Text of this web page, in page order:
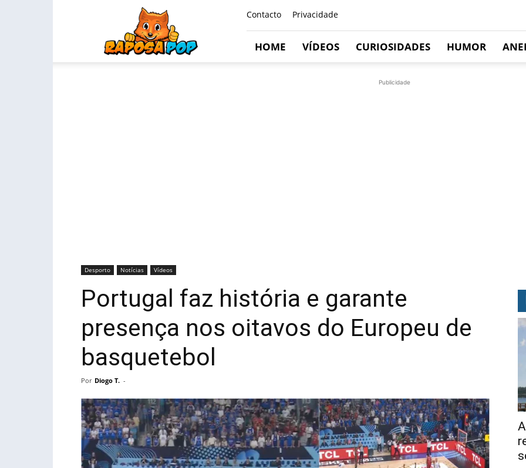
Contacto Privacidade
HOME VÍDEOS CURIOSIDADES HUMOR
Publicidade
Desporto Notícias Vídeos
Portugal faz história e garante
presença nos oitavos do Europeu de
basquetebol
Por Diogo T. -